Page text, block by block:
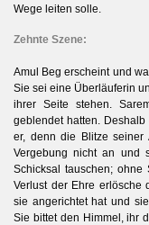
Wege leiten solle.
Zehnte Szene:
Amul Beg erscheint und
Sie sei eine Überläuferin
ihrer Seite stehen.
geblendet hatten.
er, denn die Blitze seiner
Vergebung nicht an und
Schicksal tauschen;
Verlust der Ehre erlösche
sie angerichtet hat und
Sie bittet den Himmel, ihr